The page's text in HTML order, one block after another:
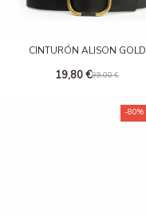
CINTURÓN ALISON GOLD
19,80 €99,00 €
-80%